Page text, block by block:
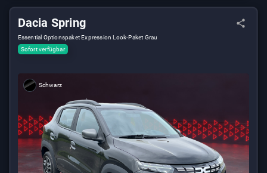
Dacia Spring
Essential Optionspaket Expression Look-Paket Grau
Sofort verfügbar
Schwarz